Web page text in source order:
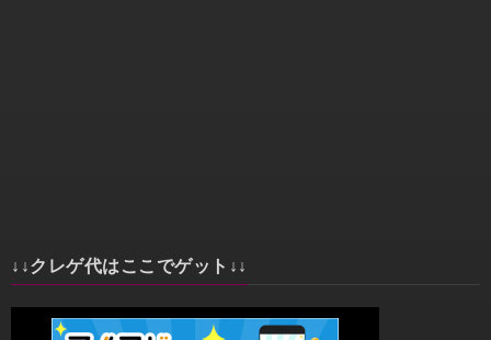
↓↓クレゲ代はここでゲット↓↓